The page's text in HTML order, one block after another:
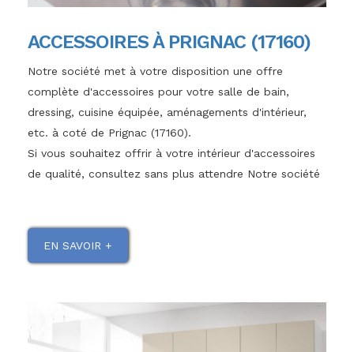
ACCESSOIRES À PRIGNAC (17160)
Notre société met à votre disposition une offre
complète d'accessoires pour votre salle de bain,
dressing, cuisine équipée, aménagements d'intérieur,
etc. à coté de Prignac (17160).
Si vous souhaitez offrir à votre intérieur d'accessoires
de qualité, consultez sans plus attendre Notre société
EN SAVOIR +